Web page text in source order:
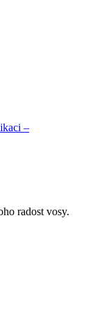
–
radost vosy.